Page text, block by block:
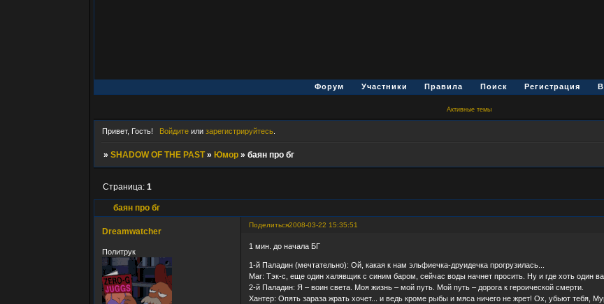
Форум Участники Правила Поиск Регистрация
Активные темы
Привет, Гость! Войдитеили зарегистрируйтесь.
» SHADOW OF THE PAST » Юмор » баян про бг
баян про бг
Страница: 1
Поделиться2008-03-22 15:35:51
Dreamwatcher
Политрук
1 мин. до начала БГ
1-й Паладин (мечтательно): Ой, какая к нам эльфиечка-друидечка прогрузилась...
Маг: Тэк-с, еще один халявщик с синим баром, сейчас воды начнет просить. Ну и где хоть один
2-й Паладин: Я – воин света. Моя жизнь – мой путь. Мой путь – дорога к героической смерти.
Хантер: Опять зараза жрать хочет... и ведь кроме рыбы и мяса ничего не жрет! Ох, убьют тебя,